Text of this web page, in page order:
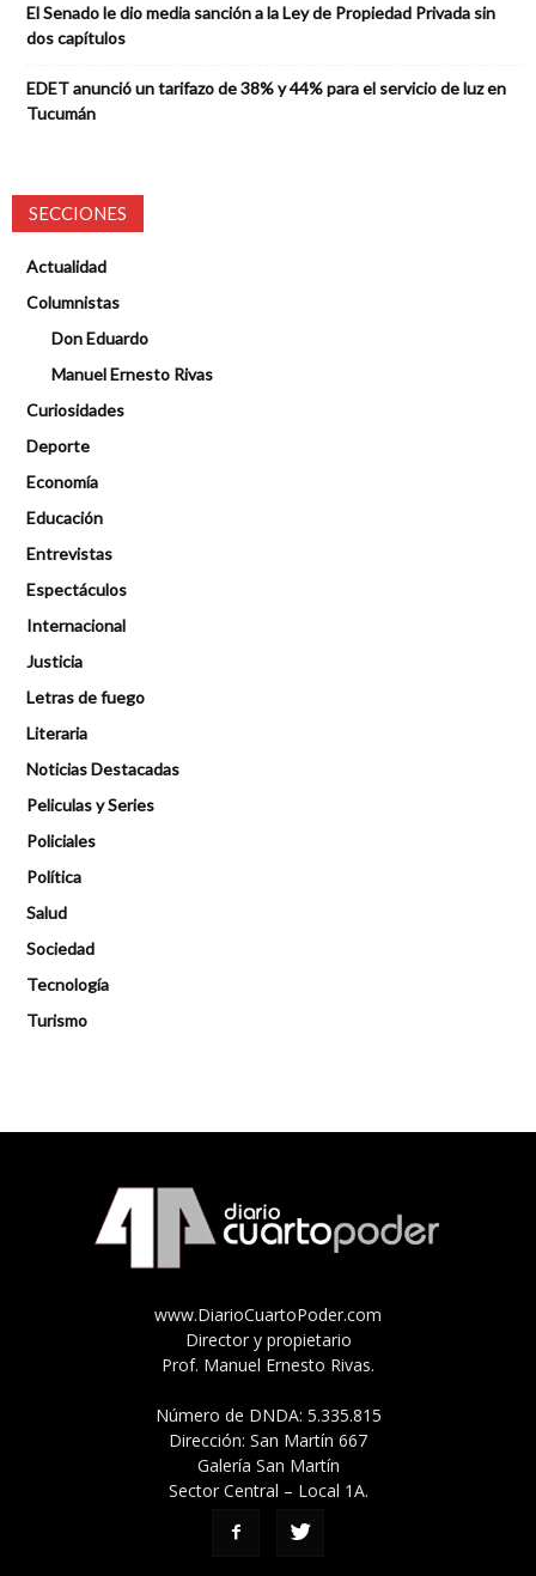
El Senado le dio media sanción a la Ley de Propiedad Privada sin
dos capítulos
EDET anunció un tarifazo de 38% y 44% para el servicio de luz en
Tucumán
SECCIONES
Actualidad
Columnistas
Don Eduardo
Manuel Ernesto Rivas
Curiosidades
Deporte
Economía
Educación
Entrevistas
Espectáculos
Internacional
Justicia
Letras de fuego
Literaria
Noticias Destacadas
Peliculas y Series
Policiales
Política
Salud
Sociedad
Tecnología
Turismo
www.DiarioCuartoPoder.com
Director y propietario
Prof. Manuel Ernesto Rivas.
Número de DNDA: 5.335.815
Dirección: San Martín 667
Galería San Martín
Sector Central – Local 1A.